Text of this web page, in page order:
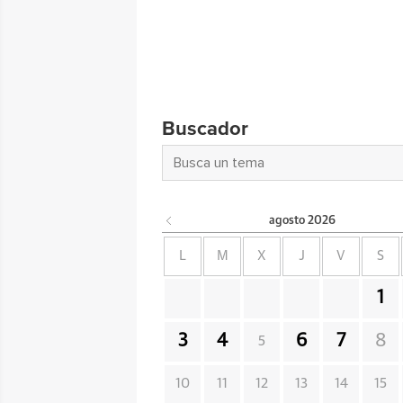
Buscador
agosto 2026
L M X J V S
1
3 4 5 6 7 8
10 11 12 13 14 15